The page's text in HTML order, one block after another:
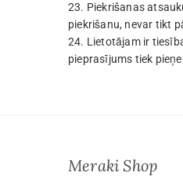
23. Piekrišanas
piekrišanu, nevar tikt
24. Lietotājam ir
pieprasījums tiek
Meraki Shop